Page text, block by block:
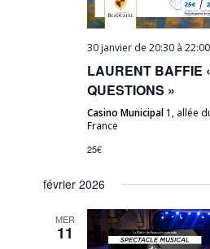
30 janvier de 20:30 à22:00
LAURENT BAFFIE
QUESTIONS »
Casino Municipal 1, allée
France
25€
février 2026
MER
11